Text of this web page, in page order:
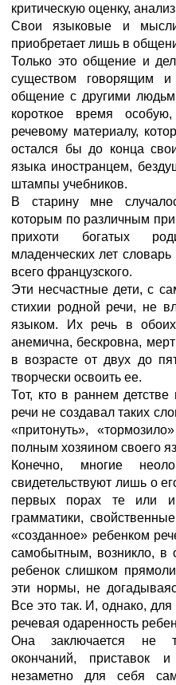
критическую оценку,
Свои языковые и
приобретает лишь в
Только это общение и
существом говорящим
общение с другими
короткое время
речевому материалу,
остался бы до конца
языка иностранцем,
штампы учебников.
В старину мне
которым по различным
прихоти богатых
младенческих лет
всего французского.
Эти несчастные дети, с
стихии родной речи, не
языком. Их речь в
анемична, бескровна,
в возрасте от двух до
творчески освоить ее.
Тот, кто в раннем
речи не создавал таких
«притонуть»,
полным хозяином своего
Конечно, многие
свидетельствуют лишь о
первых порах те или
грамматики,
«созданное» ребенком
самобытным, возникло, в
ребенок слишком
эти нормы, не
Все это так. И, однако,
речевая одаренность
Она заключается не
окончаний, приставок
незаметно для себя